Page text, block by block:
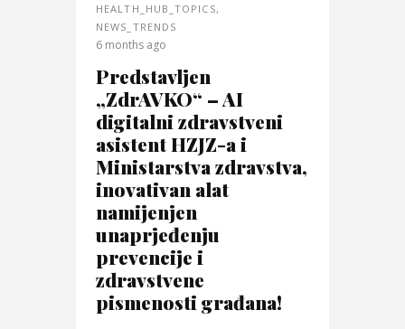
HEALTH_HUB_TOPICS,
NEWS_TRENDS
6 months ago
Predstavljen
„ZdrAVKO“ – AI
digitalni zdravstveni
asistent HZJZ-a i
Ministarstva zdravstva,
inovativan alat
namijenjen
unaprjeđenju
prevencije i
zdravstvene
pismenosti građana!